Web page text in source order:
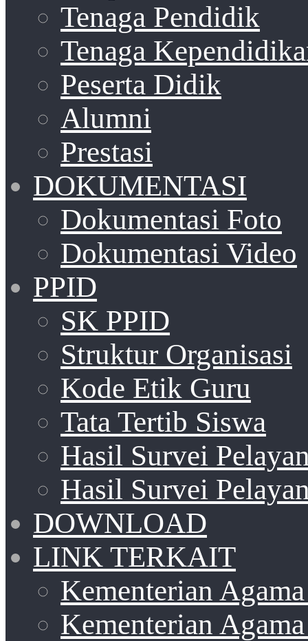
Tenaga Pendidik
Tenaga
Peserta Didik
Alumni
Prestasi
DOKUMENTASI
Dokumentasi Foto
Dokumentasi Video
PPID
SK PPID
Struktur Organisasi
Kode Etik Guru
Tata Tertib Siswa
Hasil Survei
Hasil Survei
DOWNLOAD
LINK TERKAIT
Kementerian
Kementerian